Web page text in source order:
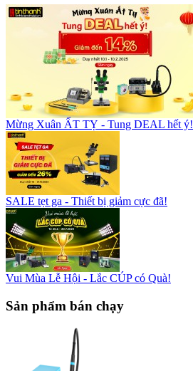
Mừng Xuân ẤT TỴ - Tung DEAL hết ý!
SALE tẹt ga - Thiết bị giảm cực đã!
Vui Mùa Lễ Hội - Lắc CÚP có Quà!
Sản phẩm bán chạy